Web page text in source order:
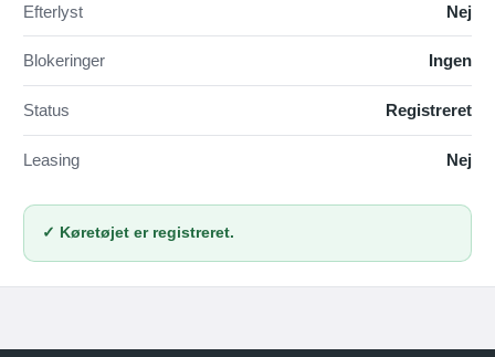
Efterlyst Nej
Blokeringer Ingen
Status Registreret
Leasing Nej
✓ Køretøjet er registreret.